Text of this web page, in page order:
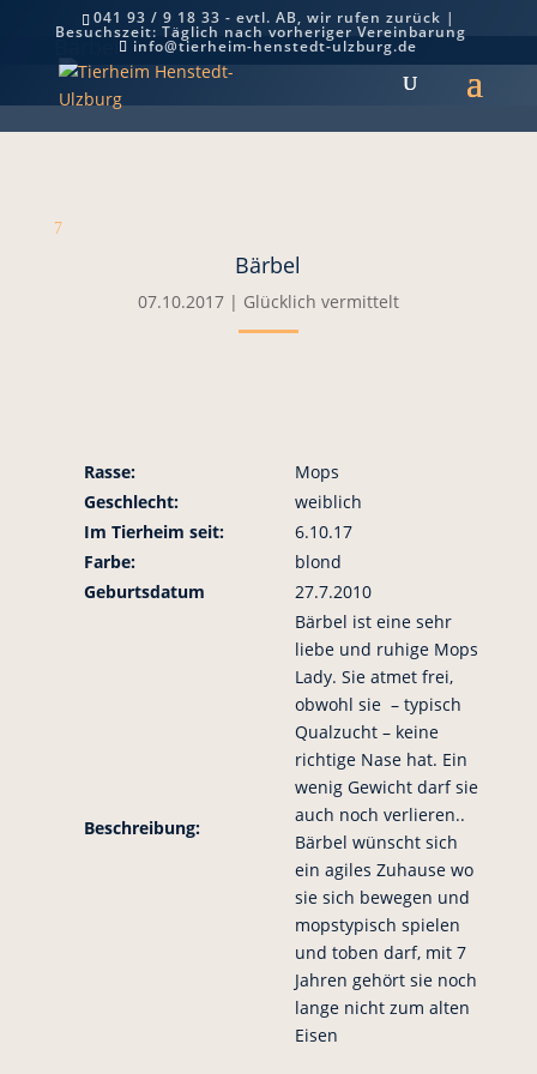
041 93 / 9 18 33 - evtl. AB, wir rufen zurück |
Besuchszeit: Täglich nach vorheriger Vereinbarung
info@tierheim-henstedt-ulzburg.de
Bärbel
7
Bärbel
07.10.2017| Glücklich vermittelt
Rasse:
Mops
Geschlecht:
weiblich
Im Tierheim seit:
6.10.17
Farbe:
blond
Geburtsdatum
27.7.2010
Beschreibung:
Bärbel ist eine sehr
liebe und ruhige Mops
Lady. Sie atmet frei,
obwohl sie – typisch
Qualzucht – keine
richtige Nase hat. Ein
wenig Gewicht darf sie
auch noch verlieren..
Bärbel wünscht sich
ein agiles Zuhause wo
sie sich bewegen und
mopstypisch spielen
und toben darf, mit 7
Jahren gehört sie noch
lange nicht zum alten
Eisen